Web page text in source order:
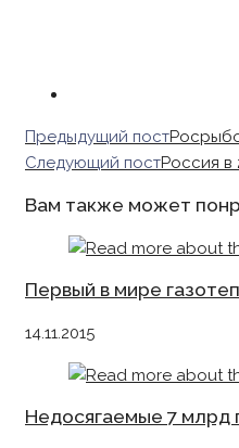
Read
more
Предыдущий пост
Следующий постРоссия в
Вам также может
Первый в мире
14.11.2015
Недосягаемые 7 млрд